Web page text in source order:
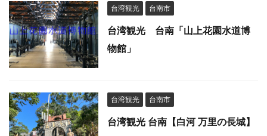
台湾観光 台南市
台湾観光 台南「山上花園水道博
物館」
台湾観光 台南市
台湾観光 台南【白河 万里の長城】